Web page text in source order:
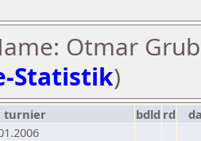
Otmar
Statistik)
turnier bdld rd